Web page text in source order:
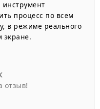
инструмент
процесс по всем
в режиме реального
экране.
отзыв!